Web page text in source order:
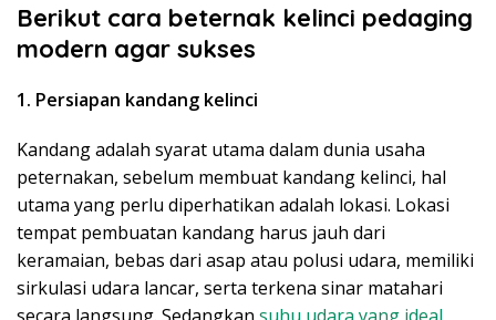
Berikut cara beternak kelinci pedaging
modern agar sukses
1. Persiapan kandang kelinci
Kandang adalah syarat utama dalam dunia usaha
peternakan, sebelum membuat kandang kelinci, hal
utama yang perlu diperhatikan adalah lokasi. Lokasi
tempat pembuatan kandang harus jauh dari
keramaian, bebas dari asap atau polusi udara, memiliki
sirkulasi udara lancar, serta terkena sinar matahari